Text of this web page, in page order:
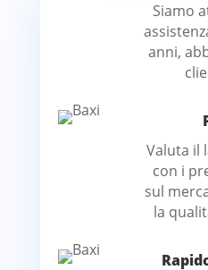
Siamo
anni,
Valuta il
con i
sul
la